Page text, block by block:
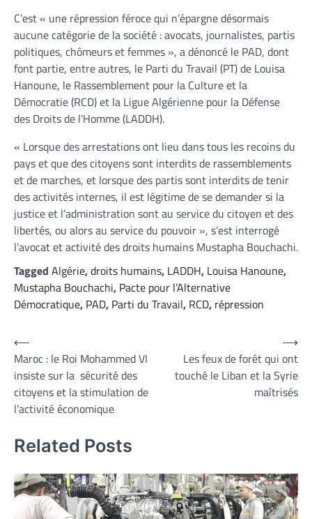
C’est « une répression féroce qui n’épargne désormais
aucune catégorie de la société : avocats, journalistes, partis
politiques, chômeurs et femmes », a dénoncé le PAD, dont
font partie, entre autres, le Parti du Travail (PT) de Louisa
Hanoune, le Rassemblement pour la Culture et la
Démocratie (RCD) et la Ligue Algérienne pour la Défense
des Droits de l’Homme (LADDH).
« Lorsque des arrestations ont lieu dans tous les recoins du
pays et que des citoyens sont interdits de rassemblements
et de marches, et lorsque des partis sont interdits de tenir
des activités internes, il est légitime de se demander si la
justice et l’administration sont au service du citoyen et des
libertés, ou alors au service du pouvoir », s’est interrogé
l’avocat et activité des droits humains Mustapha Bouchachi.
Tagged Algérie,droits humains, LADDH, Louisa Hanoune,
Mustapha Bouchachi, Pacte pour l’Alternative
Démocratique, PAD, Parti du Travail, RCD, répression
Navigation
de
l’article
⟵
Maroc : le Roi Mohammed VI
insiste sur la sécurité des
citoyens et la stimulation de
l’activité économique
Les feux de forêt qui ont
touché le Liban et la Syrie
maîtrisés
⟶
Related Posts